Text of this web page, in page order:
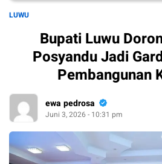
LUWU
Bupati Luwu
Posyandu Jadi
Pembangunan
ewa pedrosa
Juni 3, 2026 - 10:31 pm